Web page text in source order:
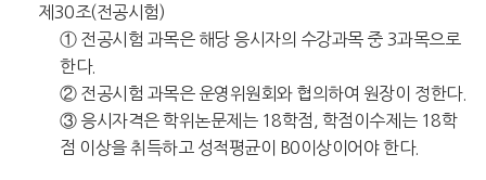
제30조(전공시험)
① 전공시험 과목은 해당 응시자의 수강과목 중 3과목으로
한다.
② 전공시험 과목은 운영위원회와 협의하여 원장이 정한다.
③ 응시자격은 학위논문제는 18학점, 학점이수제는 18학
점 이상을 취득하고 성적평균이 B0이상이어야 한다.